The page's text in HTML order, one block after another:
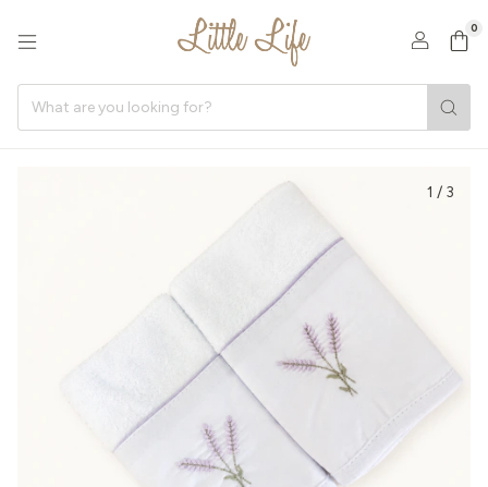
0
1 / 3